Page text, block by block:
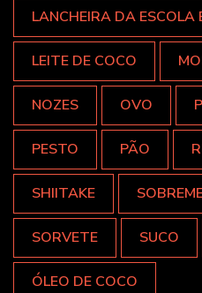
LANCHEIRA DA ESCOLA
LEITE DE COCO
NOZES OVO
PESTO PÃO
SHIITAKE
SORVETE SUCO
ÓLEO DE COCO